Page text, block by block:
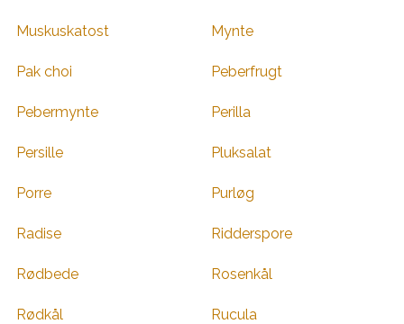
Muskuskatost Mynte
Pak choi Peberfrugt
Pebermynte Perilla
Persille Pluksalat
Porre Purløg
Radise Ridderspore
Rødbede Rosenkål
Rødkål Rucula